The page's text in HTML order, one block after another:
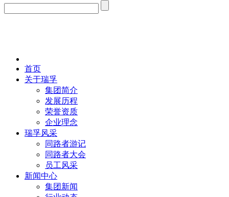
首页
关于瑞孚
集团简介
发展历程
荣誉资质
企业理念
瑞孚风采
同路者游记
同路者大会
员工风采
新闻中心
集团新闻